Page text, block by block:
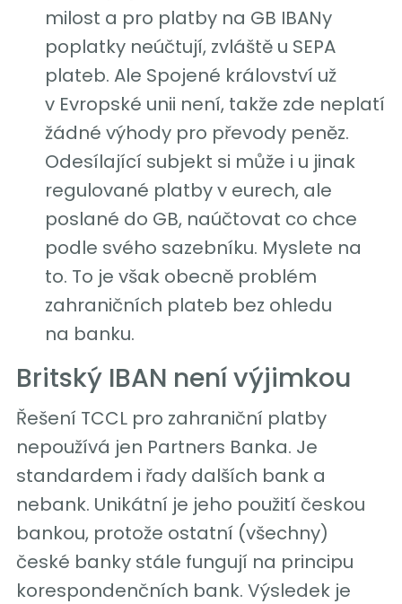
milost a pro platby na GB IBANy
poplatky neúčtují, zvláště u SEPA
plateb. Ale Spojené království už
v Evropské unii není, takže zde neplatí
žádné výhody pro převody peněz.
Odesílající subjekt si může i u jinak
regulované platby v eurech, ale
poslané do GB, naúčtovat co chce
podle svého sazebníku. Myslete na
to. To je však obecně problém
zahraničních plateb bez ohledu
na banku.
Britský IBAN není výjimkou
Řešení TCCL pro zahraniční platby
nepoužívá jen Partners Banka. Je
standardem i řady dalších bank a
nebank. Unikátní je jeho použití českou
bankou, protože ostatní (všechny)
české banky stále fungují na principu
korespondenčních bank. Výsledek je